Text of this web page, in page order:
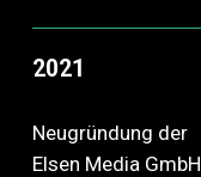
2021
Neugründung der
Elsen Media GmbH